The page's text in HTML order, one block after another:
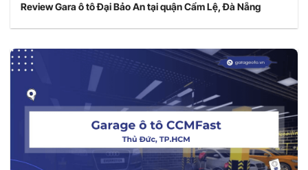
Review Gara ô tô Đại Bảo An tại quận Cẩm Lệ, Đà Nẵng